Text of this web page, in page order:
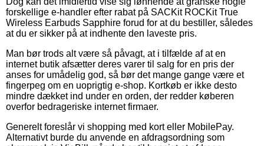
forskellige e-handler efter rabat på SACKit ROCKit True
Wireless Earbuds Sapphire forud for at du bestiller, således
at du er sikker på at indhente den laveste pris.
Man bør trods alt være så påvagt, at i tilfælde af at en
internet butik afsætter deres varer til salg for en pris der
anses for umådelig god, så bør det mange gange være et
fingerpeg om en uoprigtig e-shop. Kortkøb er ikke desto
mindre dækket ind under en orden, der redder køberen
overfor bedrageriske internet firmaer.
Generelt foreslår vi shopping med kort eller MobilePay.
Alternativt burde du anvende en afdragsordning som